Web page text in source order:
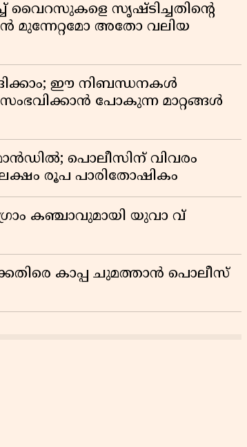
വൈറസുകളെ സൃഷ്ടിച്ചതിന്റെ
മുന്നേറ്റമോ അതോ വലിയ
ഈ നിബന്ധനകൾ
പോകുന്ന മാറ്റങ്ങൾ
പൊലീസിന് വിവരം
രൂപ പാരിതോഷികം
കഞ്ചാവുമായി യുവാ വ്
കാപ്പ ചുമത്താൻ പൊലീസ്